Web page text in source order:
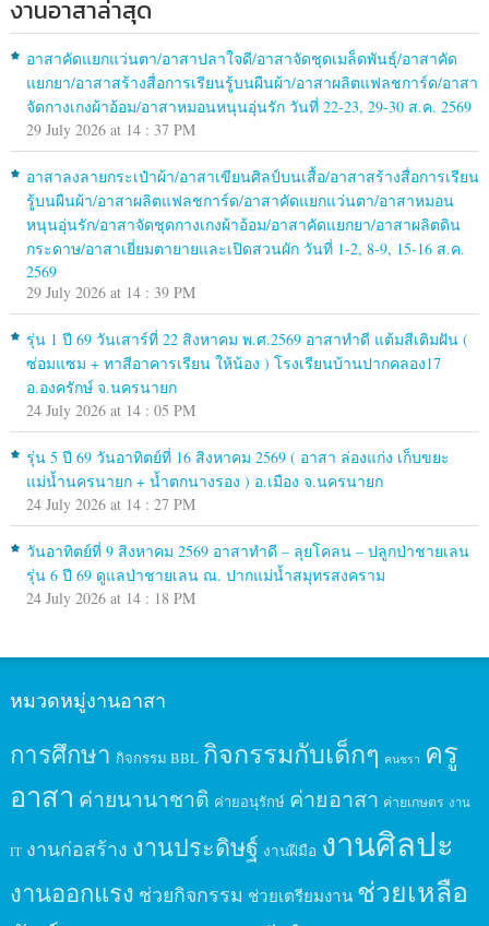
งานอาสาล่าสุด
อาสาคัดแยกแว่นตา/อาสาปลาใจดี/อาสาจัดชุดเมล็ดพันธุ์/อาสาคัด
แยกยา/อาสาสร้างสื่อการเรียนรู้บนผืนผ้า/อาสาผลิตแฟลชการ์ด/อาสา
จัดกางเกงผ้าอ้อม/อาสาหมอนหนุนอุ่นรัก วันที่ 22-23, 29-30 ส.ค. 2569
29 July 2026 at 14 : 37 PM
อาสาลงลายกระเป๋าผ้า/อาสาเขียนศิลป์บนเสื้อ/อาสาสร้างสื่อการเรียน
รู้บนผืนผ้า/อาสาผลิตแฟลชการ์ด/อาสาคัดแยกแว่นตา/อาสาหมอน
หนุนอุ่นรัก/อาสาจัดชุดกางเกงผ้าอ้อม/อาสาคัดแยกยา/อาสาผลิตดิน
กระดาษ/อาสาเยี่ยมตายายและเปิดสวนผัก วันที่ 1-2, 8-9, 15-16 ส.ค.
2569
29 July 2026 at 14 : 39 PM
รุ่น 1 ปี 69 วันเสาร์ที่ 22 สิงหาคม พ.ศ.2569 อาสาทำดี แต้มสีเติมฝัน (
ซ่อมแซม + ทาสีอาคารเรียน ให้น้อง ) โรงเรียนบ้านปากคลอง17
อ.องครักษ์ จ.นครนายก
24 July 2026 at 14 : 05 PM
รุ่น 5 ปี 69 วันอาทิตย์ที่ 16 สิงหาคม 2569 ( อาสา ล่องแก่ง เก็บขยะ
แม่น้ำนครนายก + น้ำตกนางรอง ) อ.เมือง จ.นครนายก
24 July 2026 at 14 : 27 PM
วันอาทิตย์ที่ 9 สิงหาคม 2569 อาสาทำดี – ลุยโคลน – ปลูกป่าชายเลน
รุ่น 6 ปี 69 ดูแลป่าชายเลน ณ. ปากแม่น้ำสมุทรสงคราม
24 July 2026 at 14 : 18 PM
หมวดหมู่งานอาสา
การศึกษา กิจกรรม BBL กิจกรรมกับเด็กๆ คนชรา ครู
อาสา ค่ายนานาชาติ ค่ายอนุรักษ์ ค่ายอาสา ค่ายเกษตร งาน
IT งานก่อสร้าง งานประดิษฐ์ งานฝีมือ งานศิลปะ
งานออกแรง ช่วยกิจกรรม ช่วยเตรียมงาน ช่วยเหลือ